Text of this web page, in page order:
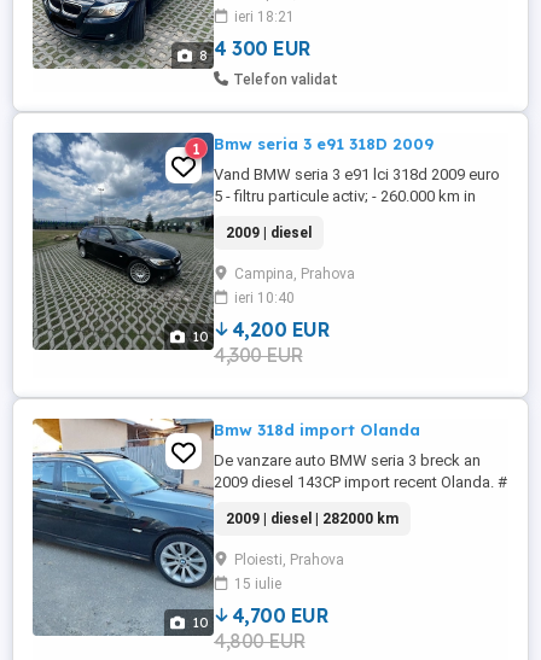
8
amortizoare fata spate; - ...
ieri 18:21
4 300 EUR
Telefon validat
10
1 Bmw seria 3 e91 318D 2009
Vand BMW seria 3 e91 lci 318d 2009 euro
5 - filtru particule activ; - 260.000 km in
- navi mare; - scaune electrice si incalzite; -
oglinzi electrice, incalzite, rabatabile; - 2
chei; - reviziile efectuate la zi; - schimbate
amortizoare fata spate; - ...
2009 | diesel
Campina, Prahova
ieri 10:40
4,200 EUR
4,300 EUR
10
Bmw 318d import Olanda
De vanzare auto BMW seria 3 breck an
2009 diesel 143CP import recent Olanda. #
# cutie automată # filtru de particule activ
# tapițerie semipiele # navigație mare #
climatronic # senzori de parcare fața si
spate # senzori de ploaie # senzori de
lumini # comenzi ...
2009 | diesel | 282000 km
Ploiesti, Prahova
15 iulie
4,700 EUR
4,800 EUR